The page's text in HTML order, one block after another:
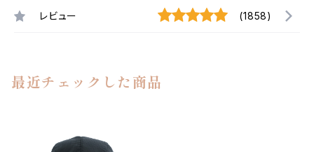
レビュー (1858)
最近チェックした商品